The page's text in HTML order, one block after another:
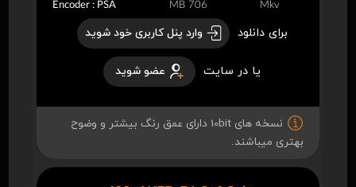
برای دانلود وارد پنل کاربری خود شوید
یا در سایت عضو شوید
Encoder : PSA 706 MB Mkv
نسخه های 10bit دارای عمق رنگ بیشتر و وضوح
بهتری میباشند.